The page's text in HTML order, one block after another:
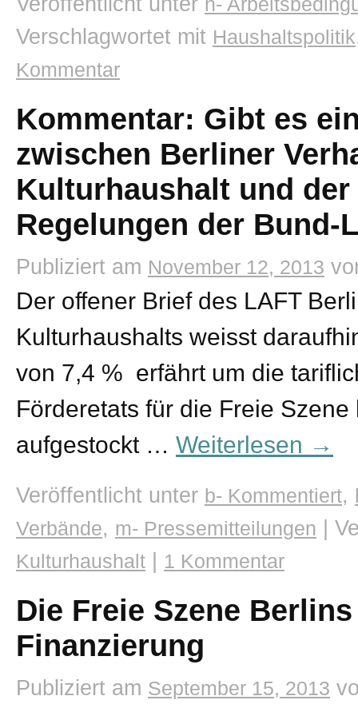
h-
Verschlagwortet mit Haushaltspolitik
Kommentar
Kommentar: Gibt es
zwischen Berliner
Kulturhaushalt und
Regelungen der
Publiziert am November 12, 2013
Der offener Brief des LAFT
Kulturhaushalts weisst
von 7,4 % erfährt um die
Förderetats für die Freie
aufgestockt … Weiterlesen →
Veröffentlicht unter b- Kommentiert,
Verbände, m- Pressemitteilungen |
Kulturhaushalt | 1 Kommentar
Die Freie Szene
Finanzierung
Publiziert am September 15, 2013